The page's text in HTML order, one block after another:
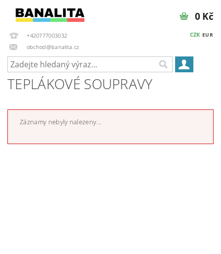
+420777003032
obchod@banalita.cz
CZK EUR
0 Kč
TEPLÁKOVÉ SOUPRAVY
Záznamy nebyly nalezeny...